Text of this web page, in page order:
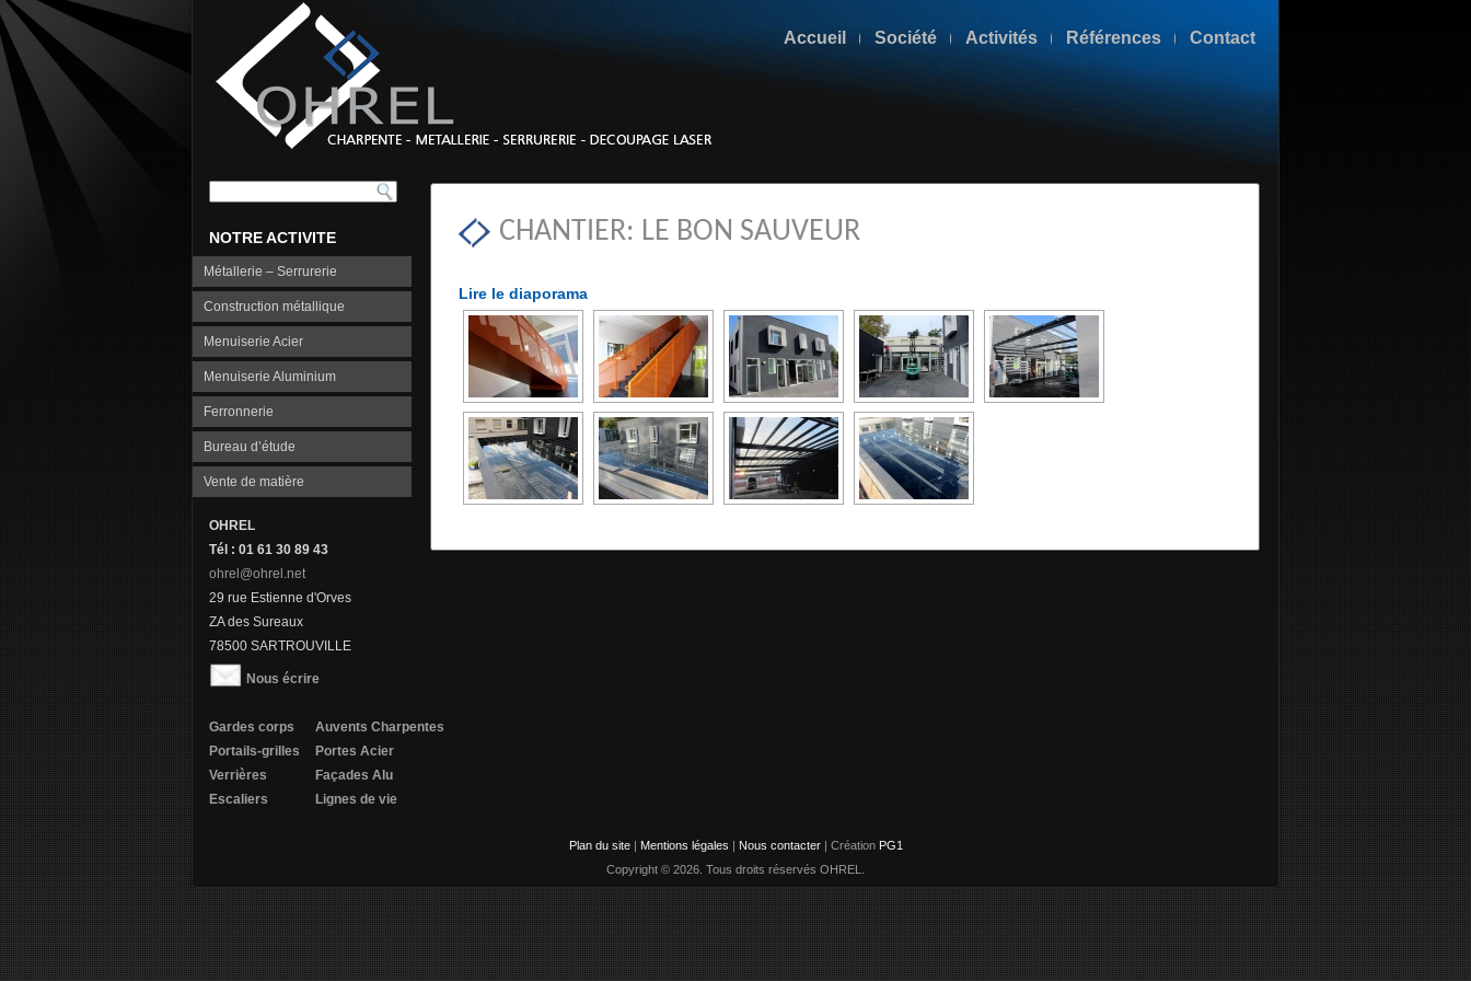
Accueil Société Activités Références Contact
NOTRE ACTIVITE
Métallerie – Serrurerie
Construction métallique
Menuiserie Acier
Menuiserie Aluminium
Ferronnerie
Bureau d’étude
Vente de matière
OHREL
Tél : 01 61 30 89 43
ohrel@ohrel.net
29 rue Estienne d'Orves
ZA des Sureaux
78500 SARTROUVILLE
Nous écrire
Gardes corps
Portails-grilles
Verrières
Escaliers
Auvents Charpentes
Portes Acier
Façades Alu
Lignes de vie
CHANTIER: LE BON SAUVEUR
Lire le diaporama
Plan du site| Mentions légales | Nous contacter| Création PG1
Copyright © 2026. Tous droits réservés OHREL.